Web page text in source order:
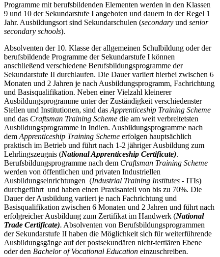
Programme mit berufsbildenden Elementen werden in den Klassen
9 und 10 der Sekundarstufe I angeboten und dauern in der Regel 1
Jahr. Ausbildungsort sind Sekundarschulen (secondary und senior
secondary schools).
Absolventen der 10. Klasse der allgemeinen Schulbildung oder der
berufsbildende Programme der Sekundarstufe I können
anschließend verschiedene Berufsbildungsprogramme der
Sekundarstufe II durchlaufen. Die Dauer variiert hierbei zwischen 6
Monaten und 2 Jahren je nach Ausbildungsprogramm, Fachrichtung
und Basisqualifikation. Neben einer Vielzahl kleinerer
Ausbildungsprogramme unter der Zuständigkeit verschiedenster
Stellen und Institutionen, sind das Apprenticeship Training Scheme
und das Craftsman Training Scheme die am weit verbreitetsten
Ausbildungsprogramme in Indien. Ausbildungsprogramme nach
dem Apprenticeship Training Scheme erfolgen hauptsächlich
praktisch im Betrieb und führt nach 1-2 jähriger Ausbildung zum
Lehrlingszeugnis (National Apprenticeship Certificate).
Berufsbildungsprogramme nach dem Craftsman Training Scheme
werden von öffentlichen und privaten Industriellen
Ausbildungseinrichtungen (Industrial Training Institutes - ITIs)
durchgeführt und haben einen Praxisanteil von bis zu 70%. Die
Dauer der Ausbildung variiert je nach Fachrichtung und
Basisqualifikation zwischen 6 Monaten und 2 Jahren und führt nach
erfolgreicher Ausbildung zum Zertifikat im Handwerk (National
Trade Certificate). Absolventen von Berufsbildungsprogrammen
der Sekundarstufe II haben die Möglichkeit sich für weiterführende
Ausbildungsgänge auf der postsekundären nicht-tertiären Ebene
oder den Bachelor of Vocational Education einzuschreiben.